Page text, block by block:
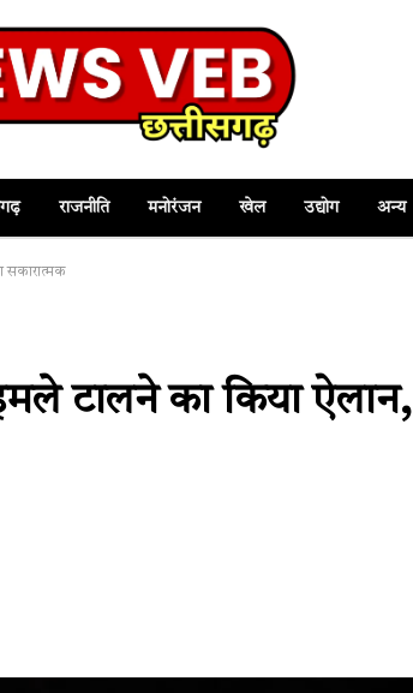
राजनीति मनोरंजन खेल उद्योग अन्य
सकारात्मक
टालने का किया ऐलान,